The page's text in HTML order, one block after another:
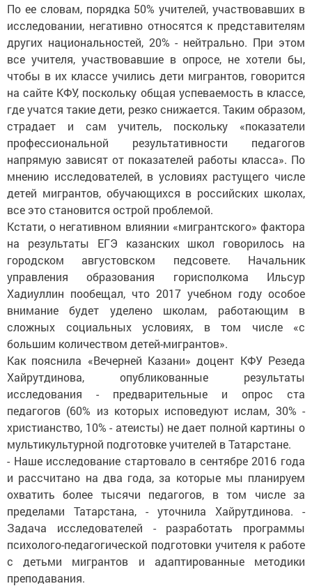
По ее словам, порядка 50% учителей, участвовавших в
исследовании, негативно относятся к представителям
других национальностей, 20% - нейтрально. При этом
все учителя, участвовавшие в опросе, не хотели бы,
чтобы в их классе учились дети мигрантов, говорится
на сайте КФУ, поскольку общая успеваемость в классе,
где учатся такие дети, резко снижается. Таким образом,
страдает и сам учитель, поскольку «показатели
профессиональной результативности педагогов
напрямую зависят от показателей работы класса». По
мнению исследователей, в условиях растущего числе
детей мигрантов, обучающихся в российских школах,
все это становится острой проблемой.
Кстати, о негативном влиянии «мигрантского» фактора
на результаты ЕГЭ казанских школ говорилось на
городском августовском педсовете. Начальник
управления образования горисполкома Ильсур
Хадиуллин пообещал, что 2017 учебном году особое
внимание будет уделено школам, работающим в
сложных социальных условиях, в том числе «с
большим количеством детей-мигрантов».
Как пояснила «Вечерней Казани» доцент КФУ Резеда
Хайрутдинова, опубликованные результаты
исследования - предварительные и опрос ста
педагогов (60% из которых исповедуют ислам, 30% -
христианство, 10% - атеисты) не дает полной картины о
мультикультурной подготовке учителей в Татарстане.
- Наше исследование стартовало в сентябре 2016 года
и рассчитано на два года, за которые мы планируем
охватить более тысячи педагогов, в том числе за
пределами Татарстана, - уточнила Хайрутдинова. -
Задача исследователей - разработать программы
психолого-педагогической подготовки учителя к работе
с детьми мигрантов и адаптированные методики
преподавания.